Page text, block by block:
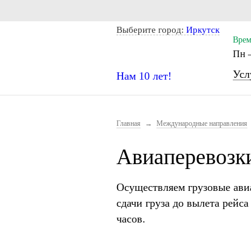
Notice: Undefined index: CITY_SELECT in /home/s/
Выберите город: Иркутск
Нам 10 лет!
Пн
Главная → Международные направления
Осуществляем грузовые
сдачи груза до вылета
часов.